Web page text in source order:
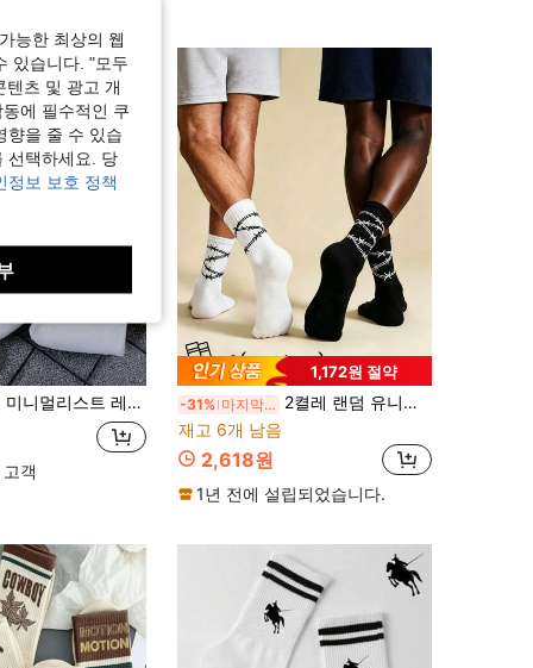
섹스 중목 양말, 편안하고 통기성 있는, 일상 착용 및 가을 착용에 적합, 남성용
객
1,172원 절약
-31% 마지막 2일 2켤레 랜덤 유니섹스 블랙 & 화이트 컬러블록 스타 & 쏜 프린트 미드카프 양말, 리브드 통기성 흡습속건, 스트리트 스타일 니치 사계절 착용, 캠퍼스, 외출, 학생, 일상 사용, 음악 축제에 적합
재고 6개 남음
2,618원
1년 전에 설립되었습니다.
능한 최상의 웹
있습니다. "모두
츠 및 광고 개
에 필수적인 쿠
향을 줄 수 있습
선택하세요. 당
정보 보호 정책